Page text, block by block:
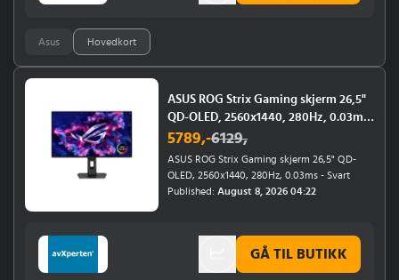
Asus Hovedkort
ASUS ROG Strix Gaming skjerm 26,5"
QD-OLED, 2560x1440, 280Hz, 0.03ms
- Svart
5789,-6129,
ASUS ROG Strix Gaming skjerm 26,5" QD-
OLED, 2560x1440, 280Hz, 0.03ms - Svart
Published: August 8, 2026 04:22
GÅ TIL BUTIKK